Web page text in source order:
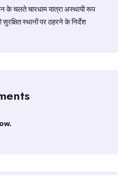
के चलते चारधाम यात्रा अस्थायी रूप
सुरक्षित स्थानों पर ठहरने के निर्देश